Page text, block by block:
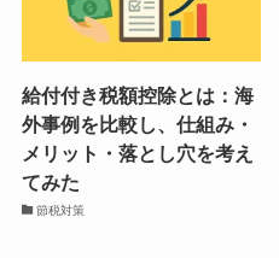
給付付き税額控除とは：海
外事例を比較し、仕組み・
メリット・落とし穴を考え
てみた
節税対策